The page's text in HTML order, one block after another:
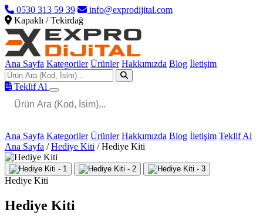
0530 313 59 39
info@exprodijital.com
Kapaklı / Tekirdağ
Ana Sayfa Kategoriler Ürünler Hakkımızda Blog İletişim
Teklif Al
Ana Sayfa Kategoriler Ürünler Hakkımızda Blog İletişim Teklif Al
Ana Sayfa / Hediye Kiti / Hediye Kiti
Hediye Kiti
Hediye Kiti